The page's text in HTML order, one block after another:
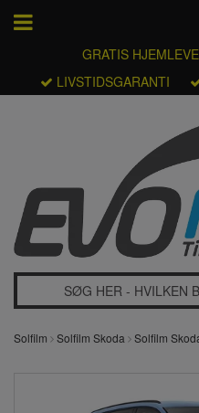
GRATIS
LIVSTIDSGARANTI
Solfilm Solfilm Skoda Solfilm